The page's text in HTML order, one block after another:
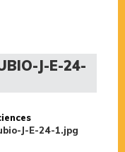
J-E-24-
J-E-24-1.jpg